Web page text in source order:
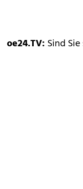
oe24.TV: Sind